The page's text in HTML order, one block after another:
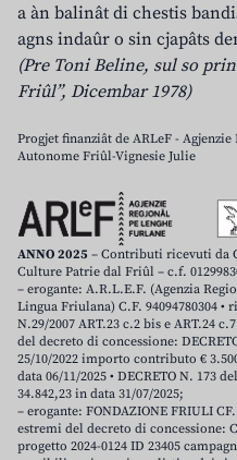
a àn balinât di chestis
agns indaûr o sin cjapâts
(Pre Toni Beline, sul so
Friûl”, Dicembar 1978)
Progjet finanziât de ARLeF -
Autonome Friûl-Vignesie Julie
ANNO 2025 – Contributi ricevuti da
Culture Patrie dal Friûl – c.f.
– erogante: A.R.L.E.F. (Agenzia
Lingua Friulana) C.F. 94094780304 •
N.29/2007 ART.23 c.2 bis e ART.24
del decreto di concessione:
25/10/2022 importo contributo €
data 06/11/2025 • DECRETO N. 173
34.842,23 in data 31/07/2025;
– erogante: FONDAZIONE FRIULI CF.
estremi del decreto di concessione:
progetto 2024-0124 ID 23405